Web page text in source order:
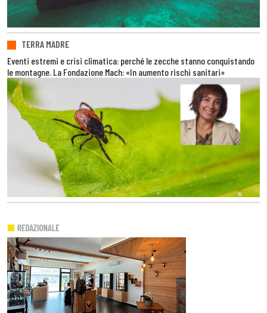
TERRA MADRE
Eventi estremi e crisi climatica: perché le zecche stanno conquistando
le montagne. La Fondazione Mach: «In aumento rischi sanitari»